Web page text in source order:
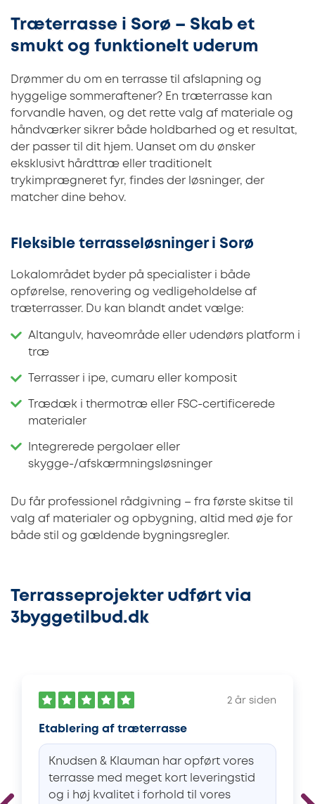
Træterrasse i Sorø – Skab et
smukt og funktionelt uderum
Drømmer du om en terrasse til afslapning og
hyggelige sommeraftener? En træterrasse kan
forvandle haven, og det rette valg af materiale og
håndværker sikrer både holdbarhed og et resultat,
der passer til dit hjem. Uanset om du ønsker
eksklusivt hårdttræ eller traditionelt
trykimprægneret fyr, findes der løsninger, der
matcher dine behov.
Fleksible terrasseløsninger i Sorø
Lokalområdet byder på specialister i både
opførelse, renovering og vedligeholdelse af
træterrasser. Du kan blandt andet vælge:
Altangulv, haveområde eller udendørs platform i
træ
Terrasser i ipe, cumaru eller komposit
Trædæk i thermotræ eller FSC-certificerede
materialer
Integrerede pergolaer eller
skygge-/afskærmningsløsninger
Du får professionel rådgivning – fra første skitse til
valg af materialer og opbygning, altid med øje for
både stil og gældende bygningsregler.
Terrasseprojekter udført via
3byggetilbud.dk
2 år siden
Etablering af træterrasse
Knudsen & Klauman har opført vores
terrasse med meget kort leveringstid
og i høj kvalitet i forhold til vores